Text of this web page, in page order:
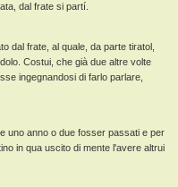
dal frate si partí.
dal frate, al quale, da parte tiratol,
Costui, che già due altre volte
ingegnandosi di farlo parlare,
uno anno o due fosser passati e per
in qua uscito di mente l'avere altrui